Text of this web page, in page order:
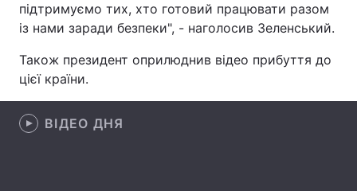
Спорт Наука
Техно і зв'язок Лайт
Здоров'я
підтримуємо тих, хто готовий працювати разом
із нами заради безпеки", - наголосив Зеленський.
Також президент оприлюднив відео прибуття до
цієї країни.
ВІДЕО ДНЯ